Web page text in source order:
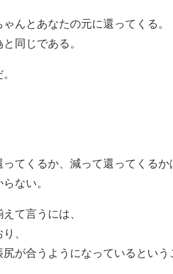
んとあなたの元に還ってくる。
同じである。
てくるか、減って還ってくるか
ない。
て言うには、
、
が合うようになっているという